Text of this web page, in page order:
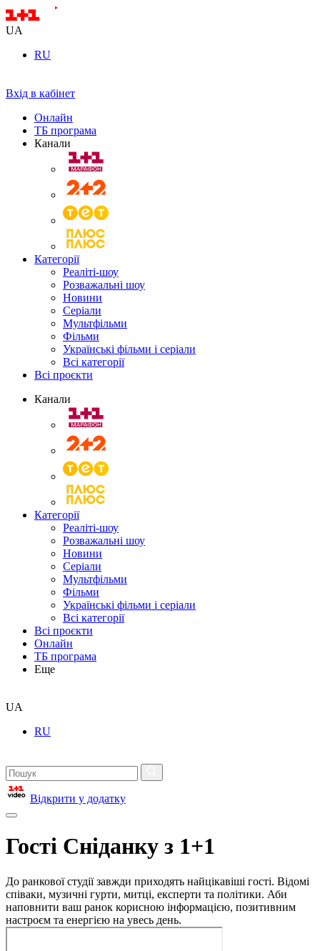
UA
RU
Вхід в кабінет
Онлайн
ТБ програма
Канали
Категорії
Реаліті-шоу
Розважальні шоу
Новини
Серіали
Мультфільми
Фільми
Українські фільми і серіали
Всі категорії
Всі проєкти
Канали
Категорії
Реаліті-шоу
Розважальні шоу
Новини
Серіали
Мультфільми
Фільми
Українські фільми і серіали
Всі категорії
Всі проєкти
Онлайн
ТБ програма
Еще
UA
RU
Відкрити у додатку
Гості Сніданку з 1+1
До ранкової студії завжди приходять найцікавіші гості. Відомі
співаки, музичні гурти, митці, експерти та політики. Аби
наповнити ваш ранок корисною інформацією, позитивним
настроєм та енергією на увесь день.